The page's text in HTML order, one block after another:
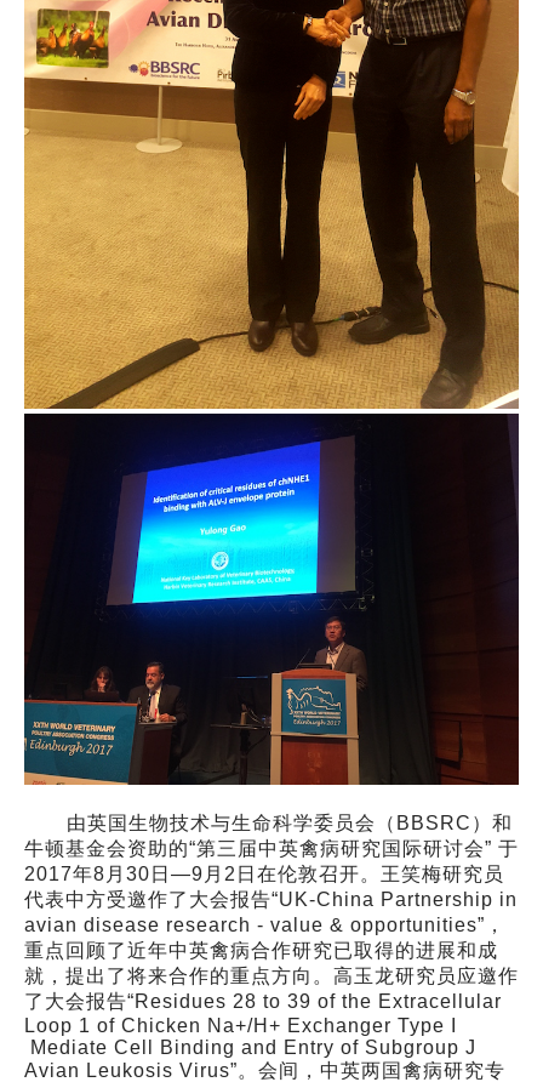
由英国生物技术与生命科学委员会（BBSRC）和
牛顿基金会资助的“第三届中英禽病研究国际研讨会” 于
2017年8月30日—9月2日在伦敦召开。王笑梅研究员
代表中方受邀作了大会报告“UK-China Partnership in
avian disease research - value & opportunities”，
重点回顾了近年中英禽病合作研究已取得的进展和成
就，提出了将来合作的重点方向。高玉龙研究员应邀作
了大会报告“Residues 28 to 39 of the Extracellular
Loop 1 of Chicken Na+/H+ Exchanger Type I
Mediate Cell Binding and Entry of Subgroup J
Avian Leukosis Virus”。会间，中英两国禽病研究专